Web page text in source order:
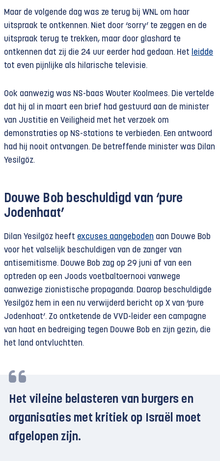
Maar de volgende dag was ze terug bij WNL om haar
uitspraak te ontkennen. Niet door ‘sorry’ te zeggen en de
uitspraak terug te trekken, maar door glashard te
ontkennen dat zij die 24 uur eerder had gedaan. Het leidde
tot even pijnlijke als hilarische televisie.
Ook aanwezig was NS-baas Wouter Koolmees. Die vertelde
dat hij al in maart een brief had gestuurd aan de minister
van Justitie en Veiligheid met het verzoek om
demonstraties op NS-stations te verbieden. Een antwoord
had hij nooit ontvangen. De betreffende minister was Dilan
Yesilgöz.
Douwe Bob beschuldigd van ‘pure
Jodenhaat’
Dilan Yesilgöz heeft excuses aangeboden aan Douwe Bob
voor het valselijk beschuldigen van de zanger van
antisemitisme. Douwe Bob zag op 29 juni af van een
optreden op een Joods voetbaltoernooi vanwege
aanwezige zionistische propaganda. Daarop beschuldigde
Yesilgöz hem in een nu verwijderd bericht op X van ‘pure
Jodenhaat’. Zo ontketende de VVD-leider een campagne
van haat en bedreiging tegen Douwe Bob en zijn gezin, die
het land ontvluchtten.
Het vileine belasteren van burgers en
organisaties met kritiek op Israël moet
afgelopen zijn.